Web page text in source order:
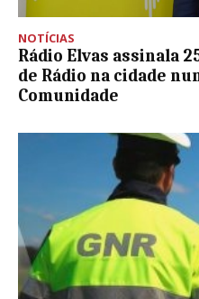
NOTÍCIAS
Rádio Elvas assinala
de Rádio na cidade
Comunidade